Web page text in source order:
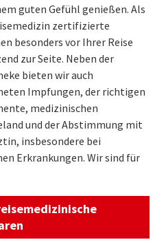
guten Gefühl genießen. Als
zertifizierte
besonders vor Ihrer Reise
zur Seite. Neben der
bieten wir auch
Impfungen, der richtigen
medizinischen
und der Abstimmung mit
insbesondere bei
Erkrankungen. Wir sind für